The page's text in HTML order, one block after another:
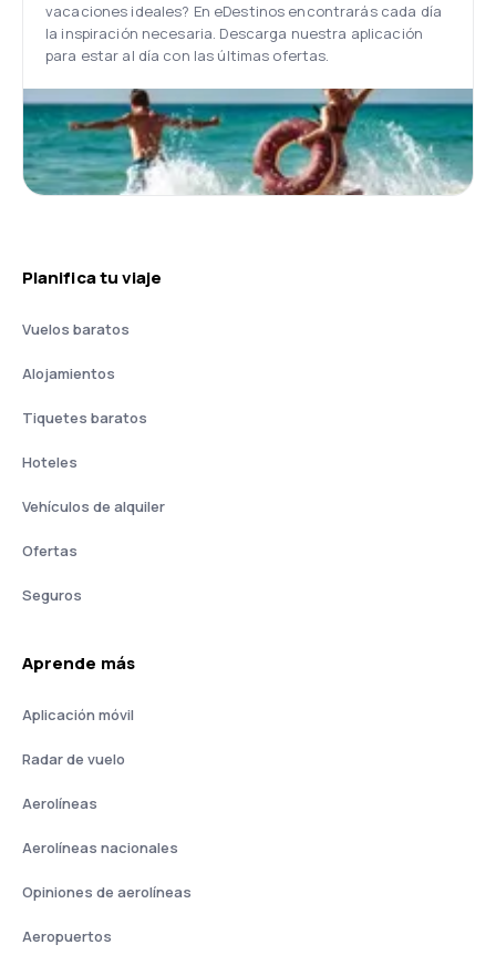
vacaciones ideales? En eDestinos encontrarás cada día
la inspiración necesaria. Descarga nuestra aplicación
para estar al día con las últimas ofertas.
Planifica tu viaje
Vuelos baratos
Alojamientos
Tiquetes baratos
Hoteles
Vehículos de alquiler
Ofertas
Seguros
Aprende más
Aplicación móvil
Radar de vuelo
Aerolíneas
Aerolíneas nacionales
Opiniones de aerolíneas
Aeropuertos